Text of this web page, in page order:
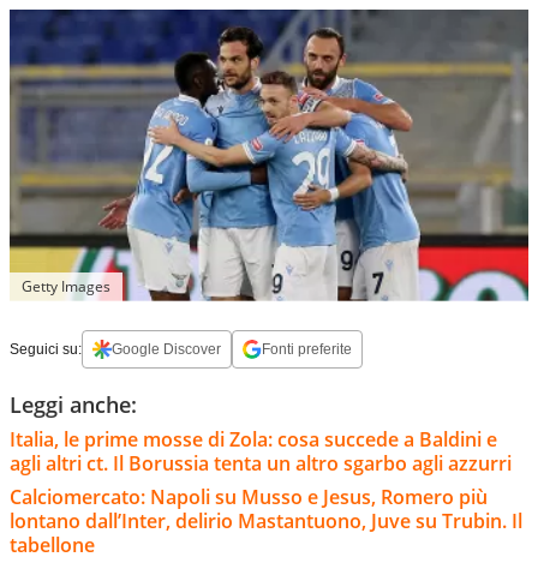
Getty Images
Seguici su: Google Discover Fonti preferite
Leggi anche:
Italia, le prime mosse di Zola: cosa succede a Baldini e
agli altri ct. Il Borussia tenta un altro sgarbo agli azzurri
Calciomercato: Napoli su Musso e Jesus, Romero più
lontano dall’Inter, delirio Mastantuono, Juve su Trubin. Il
tabellone